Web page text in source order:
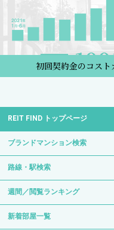
初回契約金のコス
REIT FIND トップページ
ブランドマンション検索
路線・駅検索
週間／閲覧ランキング
新着部屋一覧